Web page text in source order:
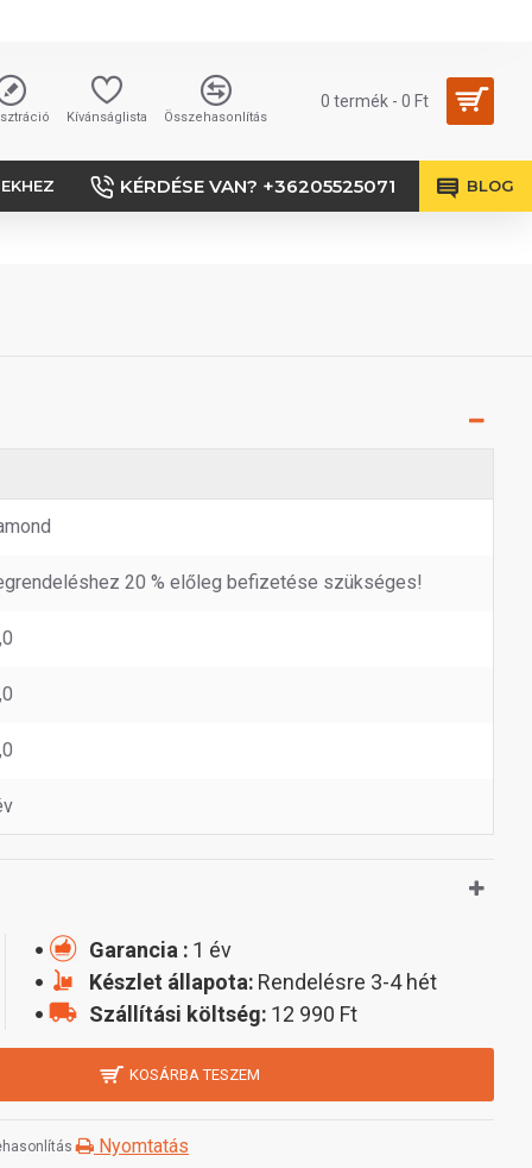
Kívánságlista Összehasonlítás
0 termék - 0 Ft
KÉRDÉSE VAN? +36205525071 BLOG
20 % előleg befizetése szükséges!
Garancia : 1 év
Készlet állapota: Rendelésre 3-4 hét
Szállítási költség: 12 990 Ft
KOSÁRBA TESZEM
Nyomtatás